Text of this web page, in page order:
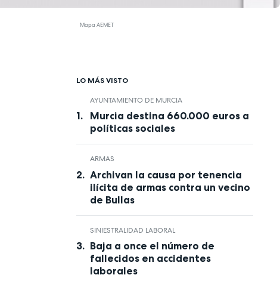
Mapa AEMET
LO MÁS VISTO
AYUNTAMIENTO DE MURCIA
Murcia destina 660.000 euros a
políticas sociales
ARMAS
Archivan la causa por tenencia
ilícita de armas contra un vecino
de Bullas
SINIESTRALIDAD LABORAL
Baja a once el número de
fallecidos en accidentes
laborales